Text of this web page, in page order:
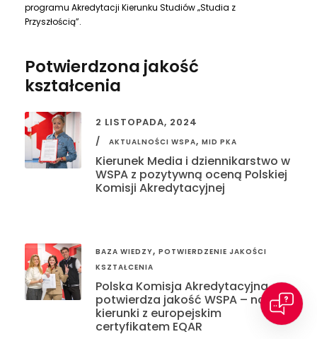
programu Akredytacji Kierunku Studiów „Studia z
Przyszłością”.
Potwierdzona jakość
kształcenia
2 LISTOPADA, 2024
AKTUALNOŚCI WSPA, MID PKA
Kierunek Media i dziennikarstwo w
WSPA z pozytywną oceną Polskiej
Komisji Akredytacyjnej
BAZA WIEDZY, POTWIERDZENIE JAKOŚCI
KSZTAŁCENIA
Polska Komisja Akredytacyjna
potwierdza jakość WSPA – nasze
kierunki z europejskim
certyfikatem EQAR